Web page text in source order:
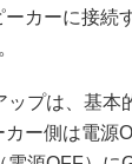
カーに接続
プは、基本
ー側は電源